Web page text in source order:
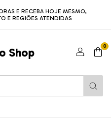
E RECEBA HOJE MESMO,
E REGIÕES ATENDIDAS
Shop 0